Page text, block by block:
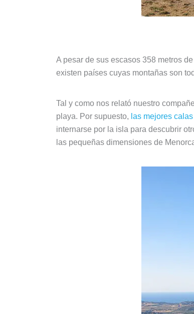
A pesar de sus escasos 358 metros
existen países cuyas montañas son
Tal y como nos relató nuestro
playa. Por supuesto, las mejores
internarse por la isla para descubrir
las pequeñas dimensiones de